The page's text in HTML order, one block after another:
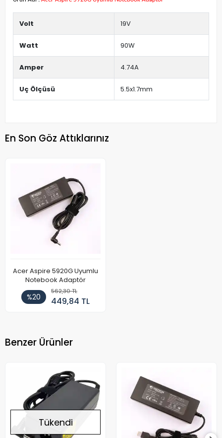
Volt 19V
Watt 90W
Amper 4.74A
Uç Ölçüsü 5.5x1.7mm
En Son Göz Attıklarınız
Acer Aspire 5920G Uyumlu
Notebook Adaptör
%20
562,30 TL
449,84 TL
Benzer Ürünler
Tükendi